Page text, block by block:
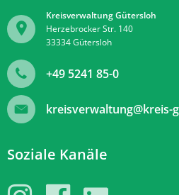
Kreisverwaltung Gütersloh
Herzebrocker Str. 140
33334Gütersloh
+49 5241 85-0
kreisverwaltung@kreis-
Soziale Kanäle